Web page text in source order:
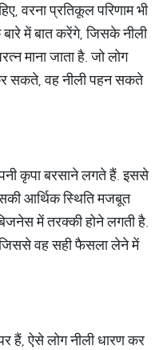
वरना प्रतिकूल परिणाम भी
में बात करेंगे, जिसके नीली
माना जाता है. जो लोग
सकते, वह नीली पहन सकते
कृपा बरसाने लगते हैं. इससे
आर्थिक स्थिति मजबूत
में तरक्की होने लगती है.
वह सही फैसला लेने में
हैं, ऐसे लोग नीली धारण कर